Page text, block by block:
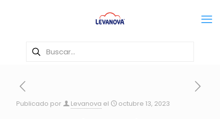
Publicado por Levanova el octubre 13, 2023